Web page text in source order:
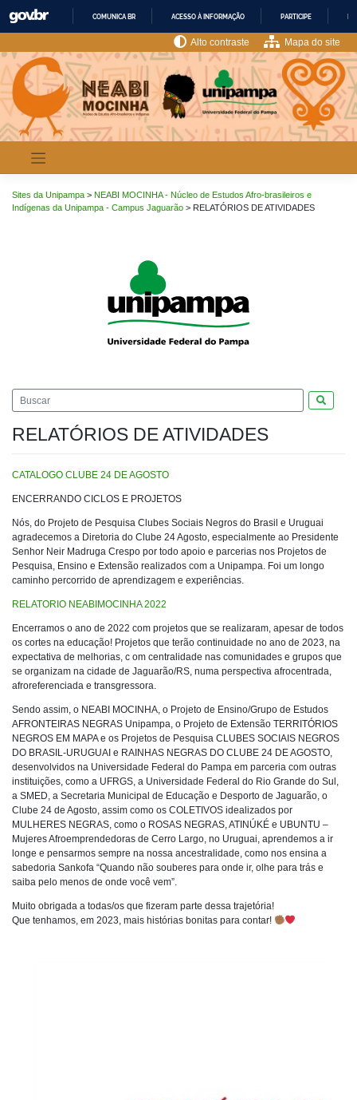
para
o
conteúdo
IR
PARA
O
CONTEÚDO
COMUNICA BR ACESSO À INFORMAÇÃO PARTICIPE
Alto contraste Mapa do site
Sites da Unipampa > NEABI MOCINHA - Núcleo de Estudos Afro-brasileiros e
Indígenas da Unipampa - Campus Jaguarão > RELATÓRIOS DE ATIVIDADES
RELATÓRIOS DE ATIVIDADES
CATALOGO CLUBE 24 DE AGOSTO
ENCERRANDO CICLOS E PROJETOS
Nós, do Projeto de Pesquisa Clubes Sociais Negros do Brasil e Uruguai
agradecemos a Diretoria do Clube 24 Agosto, especialmente ao Presidente
Senhor Neir Madruga Crespo por todo apoio e parcerias nos Projetos de
Pesquisa, Ensino e Extensão realizados com a Unipampa. Foi um longo
caminho percorrido de aprendizagem e experiências.
RELATORIO NEABIMOCINHA 2022
Encerramos o ano de 2022 com projetos que se realizaram, apesar de todos
os cortes na educação! Projetos que terão continuidade no ano de 2023, na
expectativa de melhorias, c om centralidade nas comunidades e grupos que
se organizam na cidade de Jaguarão/RS, numa perspectiva afrocentrada,
afroreferenciada e transgressora.
Sendo assim, o NEABI MOCINHA, o Projeto de Ensino/Grupo de Estudos
AFRONTEIRAS NEGRAS Unipampa, o Projeto de Extensão TERRITÓRIOS
NEGROS EM MAPA e os Projetos de Pesquisa CLUBES SOCIAIS NEGROS
DO BRASIL-URUGUAI e RAINHAS NEGRAS DO CLUBE 24 DE AGOSTO,
desenvolvidos na Universidade Federal do Pampa em parceria com outras
instituições, como a UFRGS, a Universidade Federal do Rio Grande do Sul,
a SMED, a Secretaria Municipal de Educação e Desporto de Jaguarão, o
Clube 24 de Agosto, assim como os COLETIVOS idealizados por
MULHERES NEGRAS, como o ROSAS NEGRAS, ATINÚKÉ e UBUNTU –
Mujeres Afroemprendedoras de Cerro Largo, no Uruguai, aprendemos a ir
longe e pensarmos sempre na nossa ancestralidade, como nos ensina a
sabedoria Sankofa “Quando não souberes para onde ir, olhe para trás e
saiba pelo menos de onde você vem”.
Muito obrigada a todas/os que fizeram parte dessa trajetória!
Que tenhamos, em 2023, mais histórias bonitas para contar!